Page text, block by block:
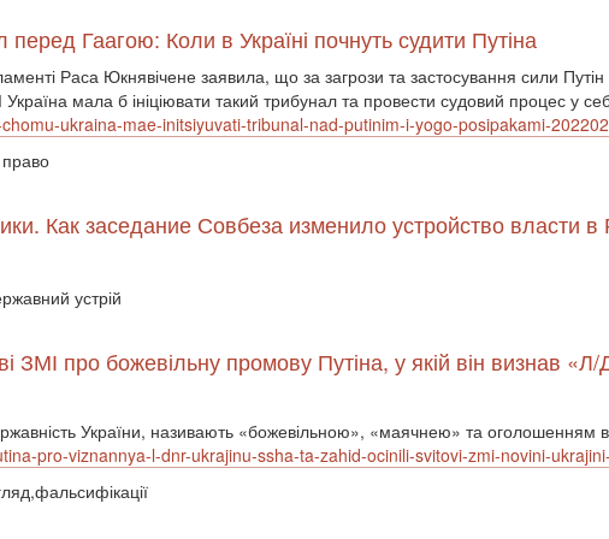
Гаагою: Коли в Україні почнуть судити Путіна
Раса Юкнявічене заявила, що за загрози та застосування сили
мала б ініціювати такий трибунал та провести судовий процес у
ukraina-mae-initsiyuvati-tribunal-nad-putinim-i-yogo-posipakami-
Как заседание Совбеза изменило устройство власти в
устрій
ЗМІ про божевільну промову Путіна, у якій він визнав
України, називають «божевільною», «маячнею» та оголошенням
pro-viznannya-l-dnr-ukrajinu-ssha-ta-zahid-ocinili-svitovi-zmi-novini-